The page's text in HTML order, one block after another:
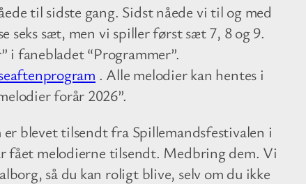
til sidste gang. Sidst nåede vi til og med
seks sæt, men vi spiller først sæt 7, 8 og 9.
i fanebladet “Programmer”.
. Alle melodier kan hentes i
forår 2026”.
blevet tilsendt fra Spillemandsfestivalen i
fået melodierne tilsendt. Medbring dem. Vi
så du kan roligt blive, selv om du ikke